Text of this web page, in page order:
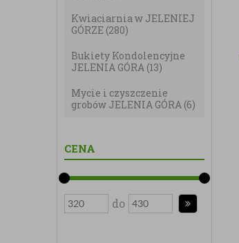
Kwiaciarnia w JELENIEJ
GÓRZE (280)
Bukiety Kondolencyjne
JELENIA GÓRA (13)
Mycie i czyszczenie
grobów JELENIA GÓRA (6)
CENA
do